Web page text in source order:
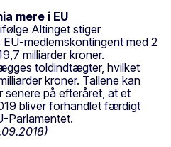
mere i EU
Altinget stiger
medlemskontingent med 2
milliarder kroner.
toldindtægter, hvilket
kroner. Tallene kan
på efteråret, at et
bliver forhandlet færdigt
Parlamentet.